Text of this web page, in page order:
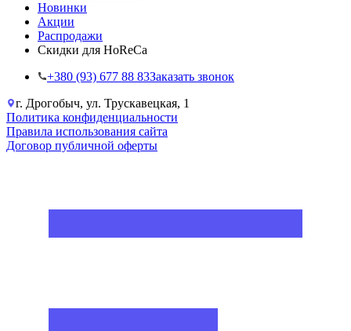
Новинки
Акции
Распродажи
Скидки для HoReCa
+38‎0 (93) 677 88 83Заказать звонок
г. Дрогобыч, ул. Трускавецкая, 1
Политика конфиденциальности
Правила использования сайта
Договор публичной оферты